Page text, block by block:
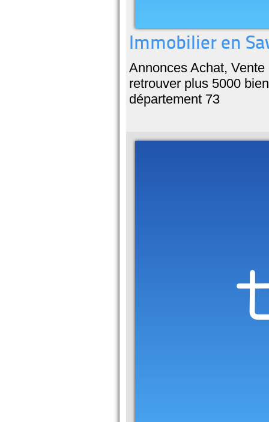
Immobilier en
Annonces Achat,
retrouver plus 5000
département 73